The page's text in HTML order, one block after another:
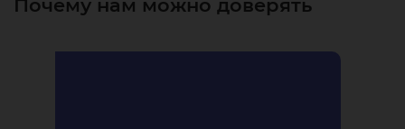
Почему нам можно доверять